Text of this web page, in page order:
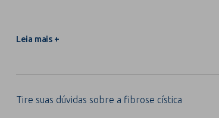
Leia mais +
Tire suas dúvidas sobre a fibrose cística